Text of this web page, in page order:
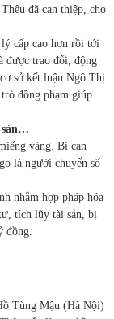
đã can thiệp, cho
cấp cao hơn rồi tới
được trao đổi, động
sở kết luận Ngô Thị
đồng phạm giúp
sản…
vàng. Bị can
là người chuyển số
nhằm hợp pháp hóa
tích lũy tài sản, bị
đồng.
Tùng Mậu (Hà Nội)